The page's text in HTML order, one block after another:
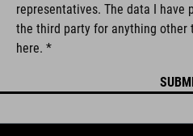
representatives. The data I have
the third party for anything other
here. *